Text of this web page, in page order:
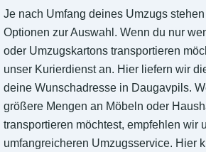
Je nach Umfang deines Umzugs
Optionen zur Auswahl. Wenn du nur
oder Umzugskartons transportieren
unser Kurierdienst an. Hier liefern wir
deine Wunschadresse in Daugavpils.
größere Mengen an Möbeln oder
transportieren möchtest, empfehlen wir
umfangreicheren Umzugsservice. Hier